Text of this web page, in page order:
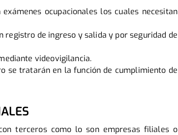
ocupacionales los cuales necesitan
de ingreso y salida y por seguridad de
videovigilancia.
se tratarán en la función de cumplimiento de
terceros como lo son empresas filiales o